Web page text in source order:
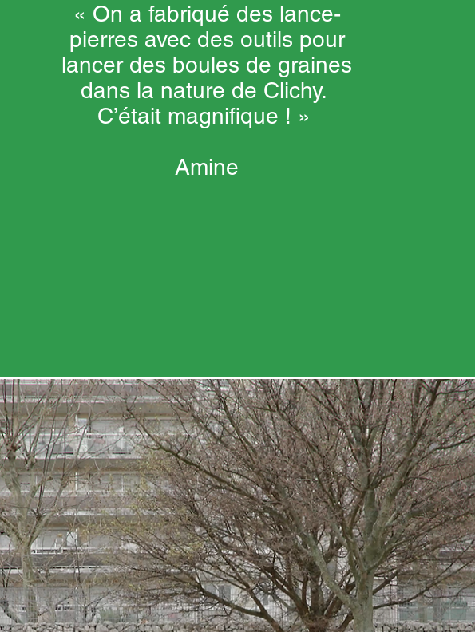
« On a fabriqué des lance-
pierres avec des outils pour
lancer des boules de graines
dans la nature de Clichy.
C’était magnifique ! »
Amine